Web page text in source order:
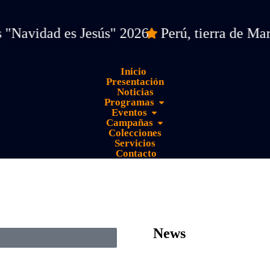
es Jesús" 2026 Perú, tierra de María /
Inicio
Presentación
Noticias
Programas
Eventos
Campañas
Colecciones
Servicios
Contacto
News